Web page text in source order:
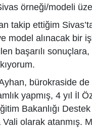
örneği/modeli
takip ettiğim
model alınacak bir
başarılı
bürokraside
yapmış, 4 yıl İl
Bakanlığı
Vali olarak atanmış.